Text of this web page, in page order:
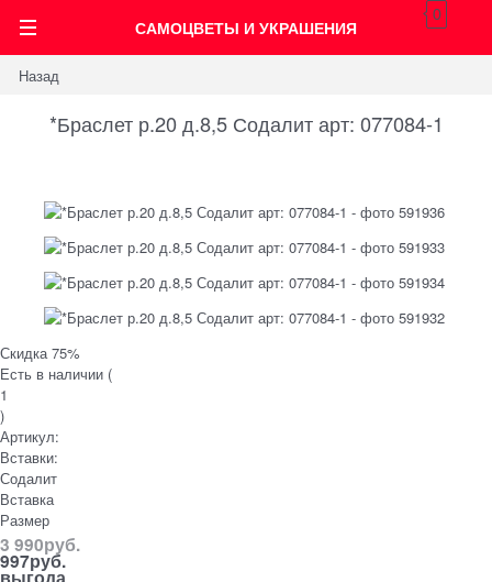
САМОЦВЕТЫ И УКРАШЕНИЯ
0
Назад
*Браслет р.20 д.8,5 Содалит арт: 077084-1
Скидка 75%
Есть в наличии (
1
)
Артикул:
Вставки:
Содалит
Вставка
Размер
3 990руб.
997руб.
выгода